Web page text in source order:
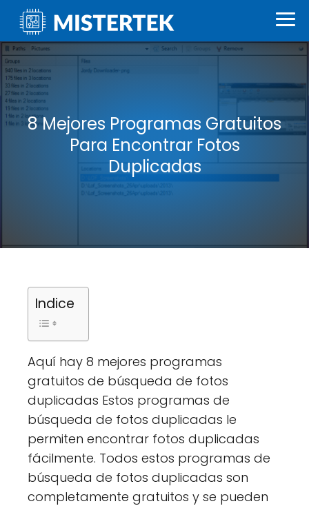
8 Mejores Programas Gratuitos
Para Encontrar Fotos
Duplicadas
Indice
Aquí hay 8 mejores programas
gratuitos de búsqueda de fotos
duplicadas Estos programas de
búsqueda de fotos duplicadas le
permiten encontrar fotos duplicadas
fácilmente. Todos estos programas de
búsqueda de fotos duplicadas son
completamente gratuitos y se pueden